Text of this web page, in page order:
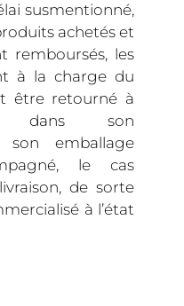
susmentionné,
achetés et
remboursés, les
à la charge du
être retourné à
dans son
son emballage
le cas
de sorte
à l’état